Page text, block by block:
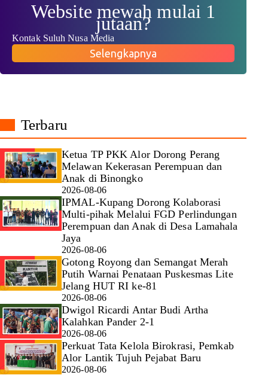
Website mewah mulai 1
jutaan?
Kontak Suluh Nusa Media
Selengkapnya
Terbaru
Ketua TP PKK Alor Dorong Perang
Melawan Kekerasan Perempuan dan
Anak di Binongko
2026-08-06
IPMAL-Kupang Dorong Kolaborasi
Multi-pihak Melalui FGD Perlindungan
Perempuan dan Anak di Desa Lamahala
Jaya
2026-08-06
Gotong Royong dan Semangat Merah
Putih Warnai Penataan Puskesmas Lite
Jelang HUT RI ke-81
2026-08-06
Dwigol Ricardi Antar Budi Artha
Kalahkan Pander 2-1
2026-08-06
Perkuat Tata Kelola Birokrasi, Pemkab
Alor Lantik Tujuh Pejabat Baru
2026-08-06